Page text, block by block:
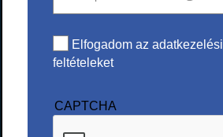
Elfogadom az adatkezelési
feltételeket
CAPTCHA